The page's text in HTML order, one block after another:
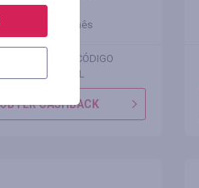
Manter 4 mês
PARA VER O CÓDIGO
PROMOCIONAL
OBTER CASHBACK